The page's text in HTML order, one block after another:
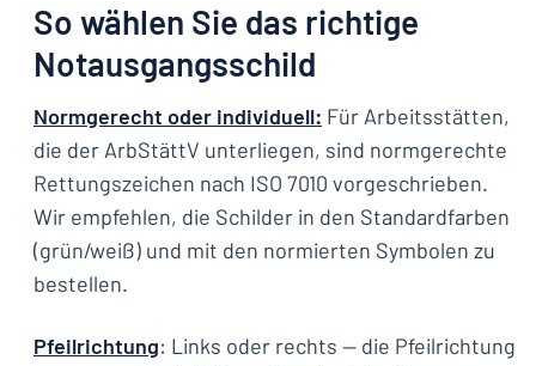
So wählen Sie das richtige
Notausgangsschild
Normgerecht oder individuell: Für Arbeitsstätten,
die der ArbStättV unterliegen, sind normgerechte
Rettungszeichen nach ISO 7010 vorgeschrieben.
Wir empfehlen, die Schilder in den Standardfarben
(grün/weiß) und mit den normierten Symbolen zu
bestellen.
Pfeilrichtung: Links oder rechts — die Pfeilrichtung